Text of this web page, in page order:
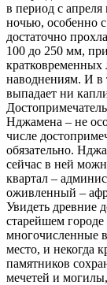
в период с
ночью, особенно
достаточно
100 до 250 мм,
наводнениям. И в
выпадает ни
Нджамена – не
числе
обязательно.
сейчас в ней
квартал –
оживленный –
Увидеть древние
старейшем
многочисленные
место, и некогда
памятников
мечетей и